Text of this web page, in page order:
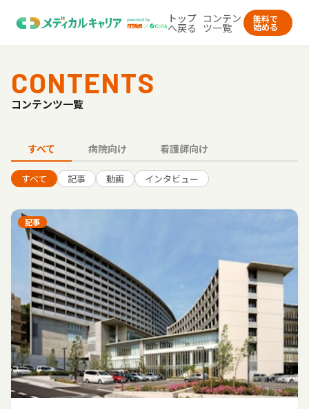
トップ
へ戻る
コンテン
ツ一覧
無料で
始める
CONTENTS
コンテンツ一覧
すべて 病院向け 看護師向け
すべて 記事 動画 インタビュー
記事